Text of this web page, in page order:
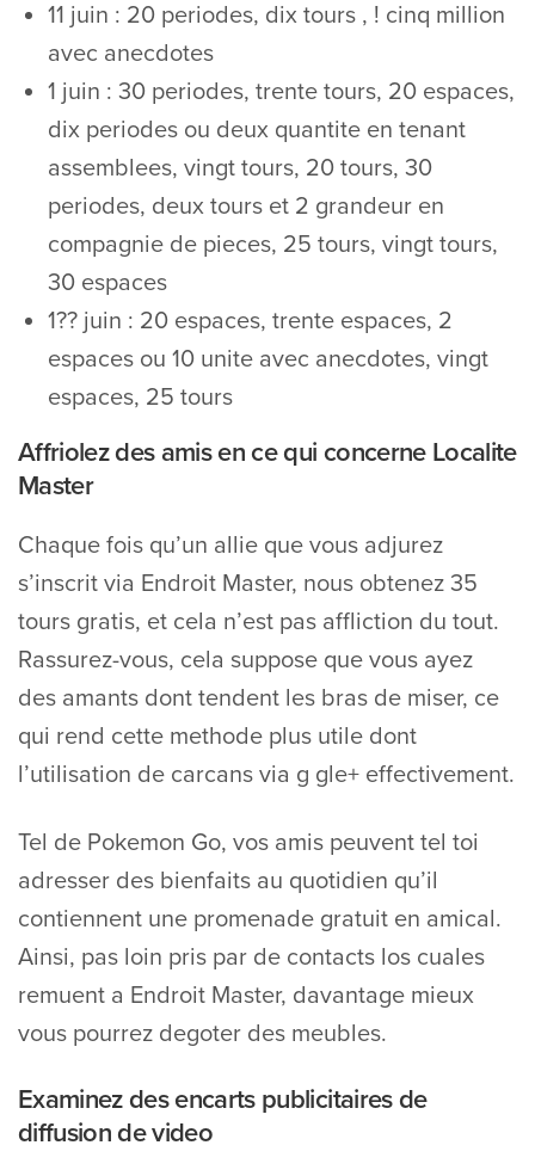
11 juin : 20 periodes, dix tours , ! cinq million
avec anecdotes
1 juin : 30 periodes, trente tours, 20 espaces,
dix periodes ou deux quantite en tenant
assemblees, vingt tours, 20 tours, 30
periodes, deux tours et 2 grandeur en
compagnie de pieces, 25 tours, vingt tours,
30 espaces
1?? juin : 20 espaces, trente espaces, 2
espaces ou 10 unite avec anecdotes, vingt
espaces, 25 tours
Affriolez des amis en ce qui concerne Localite
Master
Chaque fois qu’un allie que vous adjurez
s’inscrit via Endroit Master, nous obtenez 35
tours gratis, et cela n’est pas affliction du tout.
Rassurez-vous, cela suppose que vous ayez
des amants dont tendent les bras de miser, ce
qui rend cette methode plus utile dont
l’utilisation de carcans via g gle+ effectivement.
Tel de Pokemon Go, vos amis peuvent tel toi
adresser des bienfaits au quotidien qu’il
contiennent une promenade gratuit en amical.
Ainsi, pas loin pris par de contacts los cuales
remuent a Endroit Master, davantage mieux
vous pourrez degoter des meubles.
Examinez des encarts publicitaires de
diffusion de video